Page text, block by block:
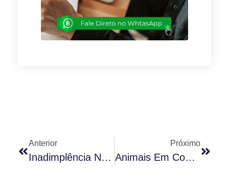
Anterior
Inadimplência Nos Condomínios: O Que Fazer?
Próximo
Animais Em Condomínio: Regras E Cuidados